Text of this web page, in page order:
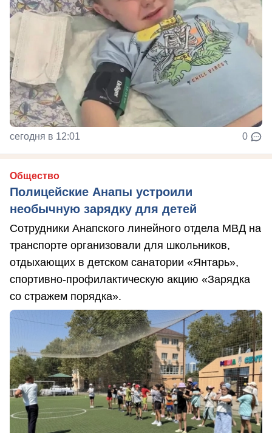
сегодня в 12:01 0
Общество
Полицейские Анапы устроили
необычную зарядку для детей
Сотрудники Анапского линейного отдела МВД на
транспорте организовали для школьников,
отдыхающих в детском санатории «Янтарь»,
спортивно-профилактическую акцию «Зарядка
со стражем порядка».